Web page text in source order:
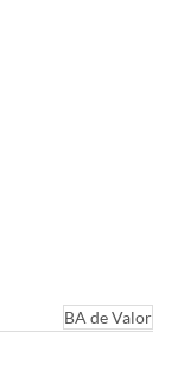
BA de Valor